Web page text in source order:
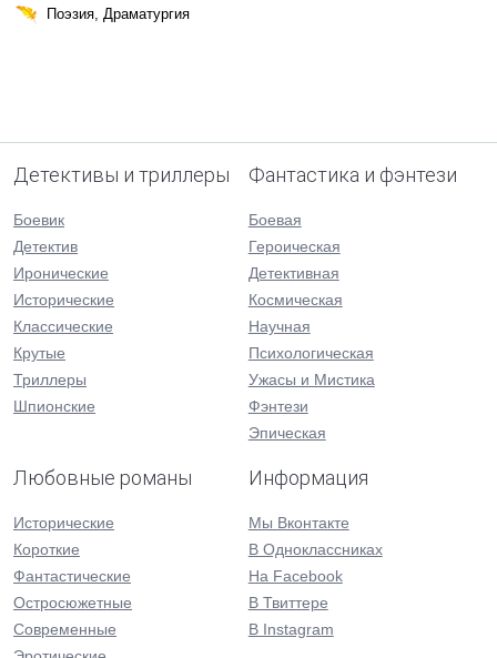
Поэзия, Драматургия
Детективы и триллеры
Боевик
Детектив
Иронические
Исторические
Классические
Крутые
Триллеры
Шпионские
Фантастика и фэнтези
Боевая
Героическая
Детективная
Космическая
Научная
Психологическая
Ужасы и Мистика
Фэнтези
Эпическая
Любовные романы
Исторические
Короткие
Фантастические
Остросюжетные
Современные
Информация
Мы Вконтакте
В Одноклассниках
На Facebook
В Твиттере
В Instagram